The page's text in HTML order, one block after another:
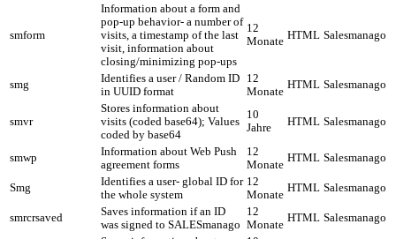
smform
Information about a form and
pop-up behavior- a number of
visits, a timestamp of the last
visit, information about
closing/minimizing pop-ups
12
Monate HTML Salesmanago
smg
Identifies a user / Random ID
in UUID format
12
Monate
HTML Salesmanago
smvr
Stores information about
visits (coded base64); Values
coded by base64
10
Jahre
HTML Salesmanago
smwp
Information about Web Push
agreement forms
12
Monate
HTML Salesmanago
Smg
Identifies a user- global ID for
the whole system
12
Monate
HTML Salesmanago
smrcrsaved
Saves information if an ID
was signed to SALESmanago
12
Monate
HTML Salesmanago